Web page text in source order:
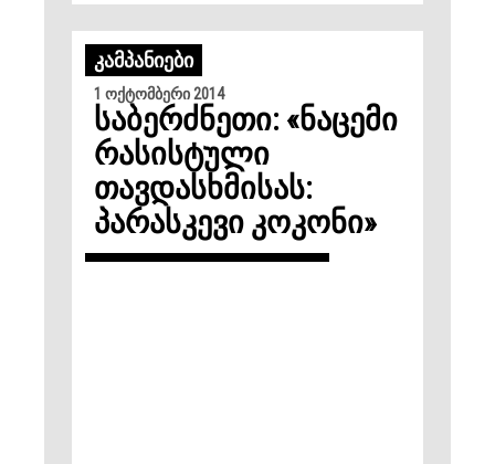
ᲙᲐᲛᲞᲐᲜᲘᲔᲑᲘ
1 ოქტომბერი 2014
საბერძნეთი: «ნაცემი
რასისტული
თავდასხმისას:
პარასკევი კოკონი»